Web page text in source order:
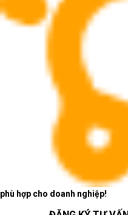
phù hợp cho doanh nghiệp!